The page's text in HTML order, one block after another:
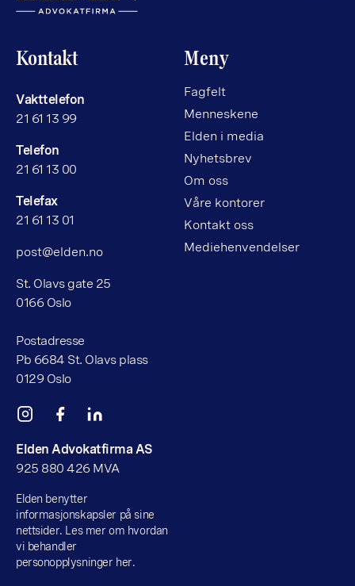
Kontakt
Vakttelefon
21 61 13 99
Telefon
21 61 13 00
Telefax
21 61 13 01
post@elden.no
St. Olavs gate 25
0166 Oslo
Postadresse
Pb 6684 St. Olavs plass
0129 Oslo
Elden Advokatfirma AS
925 880 426 MVA
Elden benytter
informasjonskapsler på sine
nettsider. Les mer om hvordan
vi behandler
personopplysninger her.
Meny
Fagfelt
Menneskene
Elden i media
Nyhetsbrev
Om oss
Våre kontorer
Kontakt oss
Mediehenvendelser